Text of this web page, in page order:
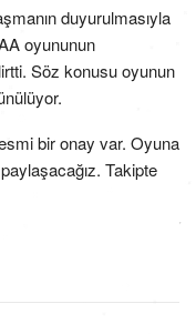
duyurulmasıyla
oyununun
Söz konusu oyunun
bir onay var. Oyuna
Takipte